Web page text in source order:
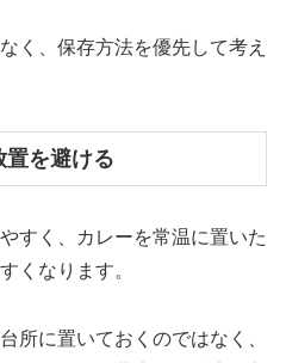
く、保存方法を優先して考え
置を避ける
すく、カレーを常温に置いた
くなります。
所に置いておくのではなく、